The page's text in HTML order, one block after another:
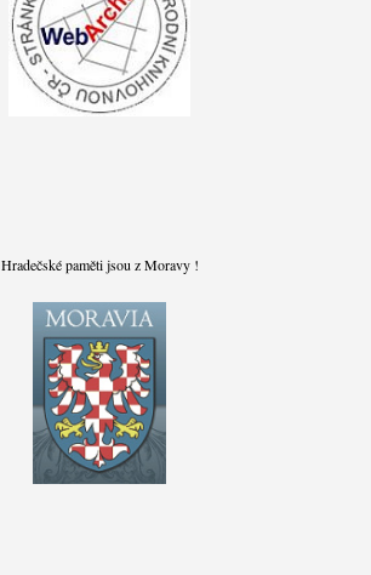
Hradečské paměti jsou z Moravy !